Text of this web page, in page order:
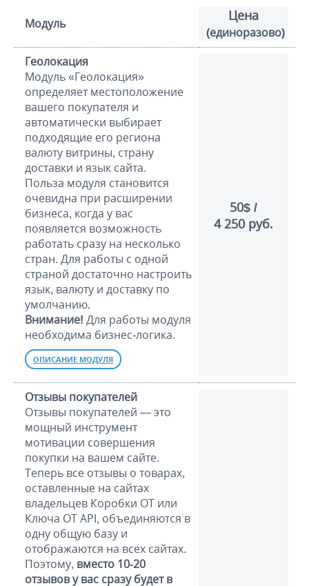
Модуль Цена
(единоразово)
Геолокация
Модуль «Геолокация»
определяет местоположение
вашего покупателя и
автоматически выбирает
подходящие его региона
валюту витрины, страну
доставки и язык сайта.
Польза модуля становится
очевидна при расширении
бизнеса, когда у вас
появляется возможность
работать сразу на несколько
стран. Для работы с одной
страной достаточно настроить
язык, валюту и доставку по
умолчанию.
Внимание! Для работы модуля
необходима бизнес-логика.
ОПИСАНИЕ МОДУЛЯ
50$ /
4 250 руб.
Отзывы покупателей
Отзывы покупателей — это
мощный инструмент
мотивации совершения
покупки на вашем сайте.
Теперь все отзывы о товарах,
оставленные на сайтах
владельцев Коробки ОТ или
Ключа OT API, объединяются в
одну общую базу и
отображаются на всех сайтах.
Поэтому, вместо 10-20
отзывов у вас сразу будет в